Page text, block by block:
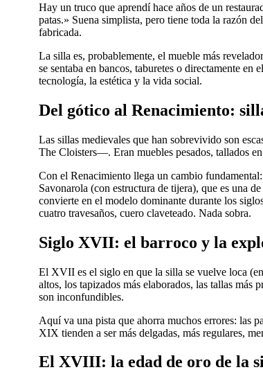
Hay un truco que aprendí hace años de un
patas.» Suena simplista, pero tiene toda la razón
fabricada.
La silla es, probablemente, el mueble más
se sentaba en bancos, taburetes o directamente
tecnología, la estética y la vida social.
Del gótico al Renacimiento:
Las sillas medievales que han sobrevivido son
The Cloisters—. Eran muebles pesados, tallados
Con el Renacimiento llega un cambio
Savonarola (con estructura de tijera), que es una
convierte en el modelo dominante durante los
cuatro travesaños, cuero claveteado. Nada sobra.
Siglo XVII: el barroco y la
El XVII es el siglo en que la silla se vuelve loca
altos, los tapizados más elaborados, las tallas más
son inconfundibles.
Aquí va una pista que ahorra muchos errores: las
XIX tienden a ser más delgadas, más regulares,
El XVIII: la edad de oro de la